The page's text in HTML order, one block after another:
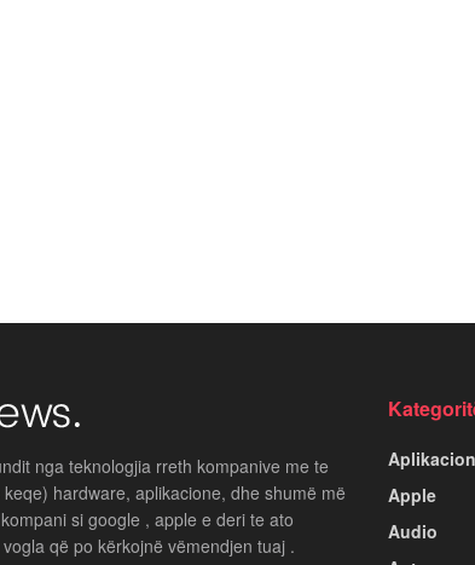
nga teknologjia rreth kompanive me te
hardware, aplikacione, dhe shumë më
si google , apple e deri te ato
që po kërkojnë vëmendjen tuaj .
Apple
Audio